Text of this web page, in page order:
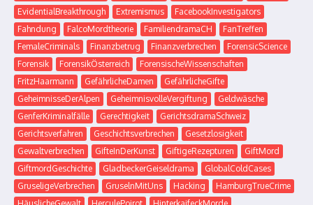
EvidentialBreakthrough
Extremismus
FacebookInvestigators
Fahndung
FalcoMordtheorie FamiliendramaCH
FanTreffen
FemaleCriminals
Finanzbetrug Finanzverbrechen
ForensicScience
Forensik
ForensikÖsterreich
ForensischeWissenschaften
FritzHaarmann
GefährlicheDamen
GefährlicheGifte
GeheimnisseDerAlpen
GeheimnisvolleVergiftung
Geldwäsche
GenferKriminalfälle
Gerechtigkeit
GerichtsdramaSchweiz
Gerichtsverfahren
Geschichtsverbrechen
Gesetzlosigkeit
Gewaltverbrechen
GifteInDerKunst GiftigeRezepturen
GiftMord
GiftmordGeschichte
GladbeckerGeiseldrama
GlobalColdCases
GruseligeVerbrechen
GruselnMitUns Hacking
HamburgTrueCrime